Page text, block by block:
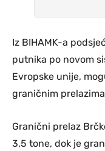
Iz BIHAMK-a
putnika po novom
Evropske unije,
graničnim
Granični prelaz
3,5 tone, dok je